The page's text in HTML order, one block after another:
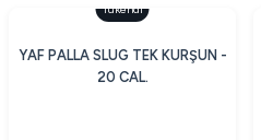
Tükendi
YAF PALLA SLUG TEK KURŞUN -
20 CAL.